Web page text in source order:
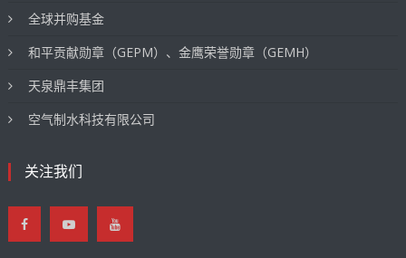
全球并购基金
和平贡献勋章（GEPM）、金鹰荣誉勋章（GEMH）
天泉鼎丰集团
空气制水科技有限公司
关注我们